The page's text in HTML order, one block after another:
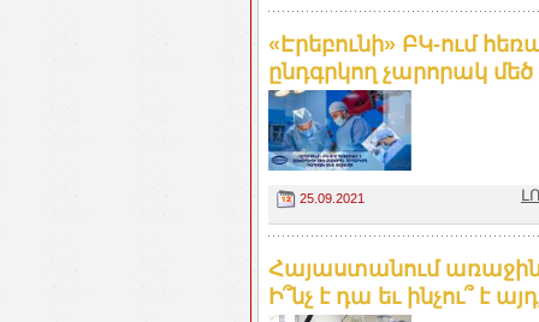
«Էրեբունի» ԲԿ-ում
ընդգրկող չարորակ մեծ
25.09.2021
Հայաստանում
Ի՞նչ է դա եւ ինչու՞ է